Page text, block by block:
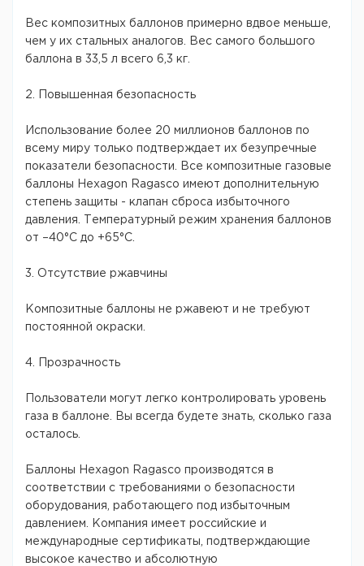
Вес композитных баллонов примерно вдвое меньше,
чем у их стальных аналогов. Вес самого большого
баллона в 33,5 л всего 6,3 кг.
2. Повышенная безопасность
Использование более 20 миллионов баллонов по
всему миру только подтверждает их безупречные
показатели безопасности. Все композитные газовые
баллоны Hexagon Ragasco имеют дополнительную
степень защиты - клапан сброса избыточного
давления. Температурный режим хранения баллонов
от –40°C до +65°C.
3. Отсутствие ржавчины
Композитные баллоны не ржавеют и не требуют
постоянной окраски.
4. Прозрачность
Пользователи могут легко контролировать уровень
газа в баллоне. Вы всегда будете знать, сколько газа
осталось.
Баллоны Hexagon Ragasco производятся в
соответствии с требованиями о безопасности
оборудования, работающего под избыточным
давлением. Компания имеет российские и
международные сертификаты, подтверждающие
высокое качество и абсолютную